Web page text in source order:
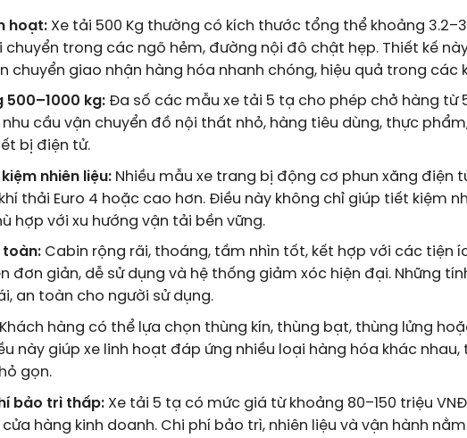
hoạt:Xe tải 500 Kg thường có kích thước tổng thể khoảng
chuyển trong các ngõ hẻm, đường nội đô chật hẹp. Thiết kế
chuyển giao nhận hàng hóa nhanh chóng, hiệu quả trong các
500–1000 kg:Đa số các mẫu xe tải 5 tạ cho phép chở hàng từ
cầu vận chuyển đồ nội thất nhỏ, hàng tiêu dùng, thực
bị điện tử.
nhiên liệu:Nhiều mẫu xe trang bị động cơ phun xăng điện
thải Euro 4 hoặc cao hơn. Điều này không chỉ giúp tiết kiệm
hợp với xu hướng vận tải bền vững.
toàn:Cabin rộng rãi, thoáng, tầm nhìn tốt, kết hợp với các tiện
đơn giản, dễ sử dụng và hệ thống giảm xóc hiện đại. Những
an toàn cho người sử dụng.
hàng có thể lựa chọn thùng kín, thùng bạt, thùng lửng
này giúp xe linh hoạt đáp ứng nhiều loại hàng hóa khác nhau,
gọn.
bảo trì thấp:Xe tải 5 tạ có mức giá từ khoảng 80–150 triệu
hàng kinh doanh. Chi phí bảo trì, nhiên liệu và vận hành